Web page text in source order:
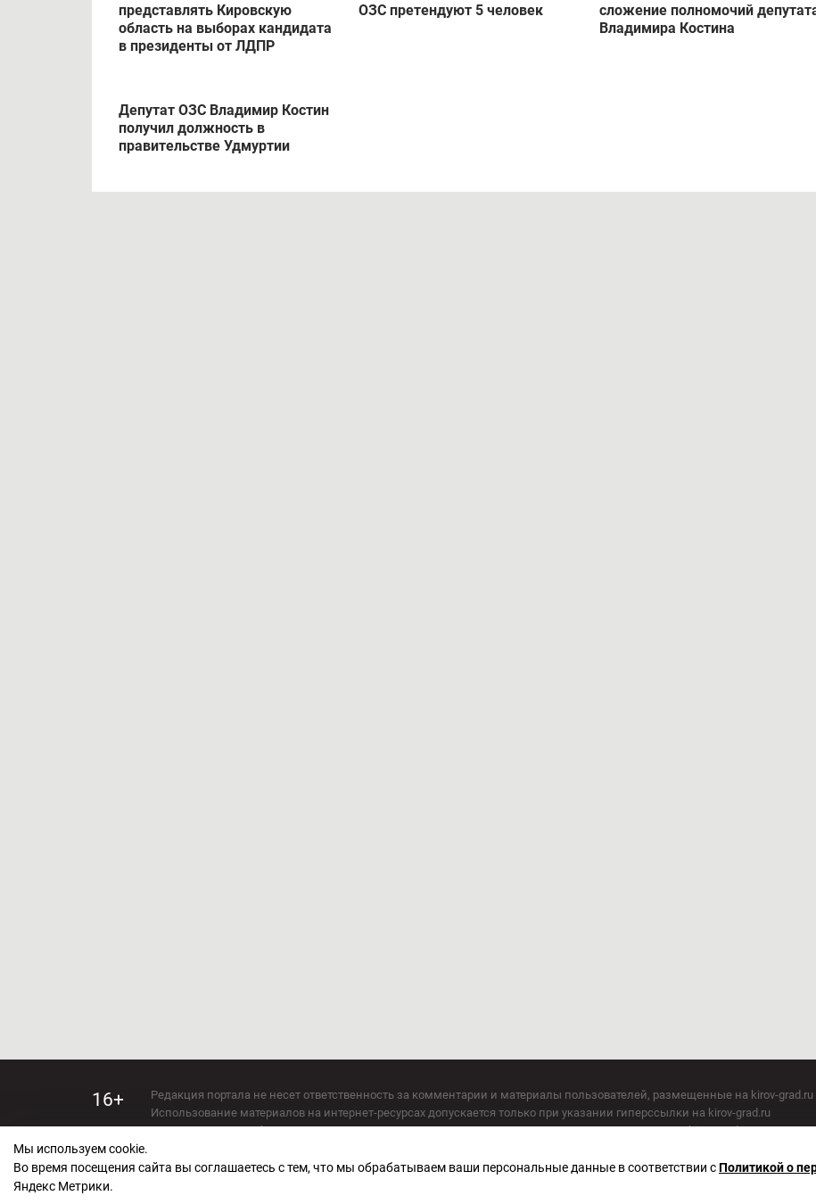
представлять Кировскую
область на выборах кандидата
в президенты от ЛДПР
ОЗС претендуют 5 человек
сложение полномочий
Владимира Костина
Депутат ОЗС Владимир Костин
получил должность в
правительстве Удмуртии
16+
Редакция портала не несет ответственность за комментарии и материалы пользователей, размещенные на kirov-grad.ru
Использование материалов на интернет-ресурсах допускается только при указании гиперссылки на kirov-grad.ru
Использование любых материалов настоящего СМИ допускается только при указании на ресурс: kirov-grad.ru
СМИ зарегистрировано Федеральной службой по надзору в сфере связи, информационных технологий и массовых
Мы используем cookie.
Во время посещения сайта вы соглашаетесь с тем, что мы обрабатываем ваши персональные данные в соответствии сПолитикой о
Яндекс Метрики.